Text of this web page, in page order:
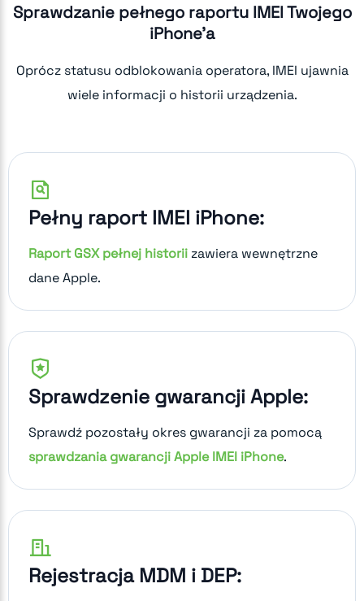
Sprawdzanie pełnego raportu IMEI Twojego
iPhone'a
Oprócz statusu odblokowania operatora, IMEI ujawnia
wiele informacji o historii urządzenia.
Pełny raport IMEI iPhone:
Raport GSX pełnej historii zawiera wewnętrzne
dane Apple.
Sprawdzenie gwarancji Apple:
Sprawdź pozostały okres gwarancji za pomocą
sprawdzania gwarancji Apple IMEI iPhone.
Rejestracja MDM i DEP: